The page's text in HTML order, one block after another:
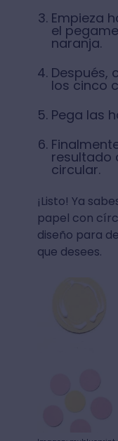
Empieza
el
naranja.
Después,
los cinco
Pega las
resultado
circular.
¡Listo! Ya
papel con
diseño para
que desees.